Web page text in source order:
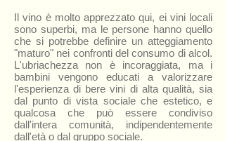
Il vino è molto apprezzato qui, ei vini locali
sono superbi, ma le persone hanno quello
che si potrebbe definire un atteggiamento
"maturo" nei confronti del consumo di alcol.
L'ubriachezza non è incoraggiata, ma i
bambini vengono educati a valorizzare
l'esperienza di bere vini di alta qualità, sia
dal punto di vista sociale che estetico, e
qualcosa che può essere condiviso
dall'intera comunità, indipendentemente
dall'età o dal gruppo sociale.